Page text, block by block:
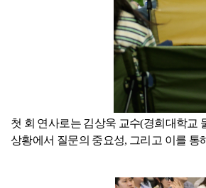
첫 회 연사로는 김상욱 교수(경희대학교
상황에서 질문의 중요성, 그리고 이를 통